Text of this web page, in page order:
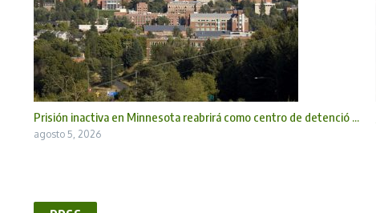
Prisión inactiva en Minnesota reabrirá como centro de detenció ...
agosto 5, 2026